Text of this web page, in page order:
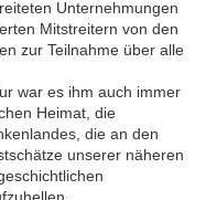
Unternehmungen
Mitstreitern von den
zur Teilnahme über alle
war es ihm auch immer
Heimat, die
die an den
unserer näheren